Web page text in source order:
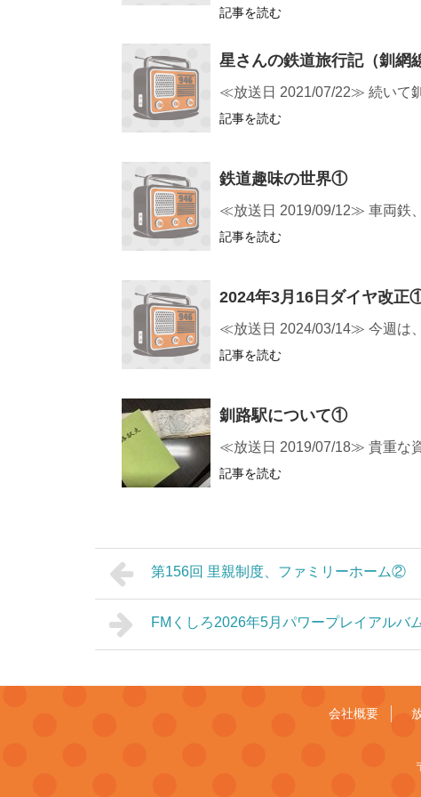
記事を読む
星さんの鉄道旅行記（釧網
≪放送日 2021/07/22≫ 続いて
記事を読む
鉄道趣味の世界①
≪放送日 2019/09/12≫ 車両鉄
記事を読む
2024年3月16日ダイヤ改正
≪放送日 2024/03/14≫ 今週は
記事を読む
釧路駅について①
≪放送日 2019/07/18≫ 貴重な
記事を読む
第156回 里親制度、ファミリーホーム②
FMくしろ2026年5月パワープレイアルバ
会社概要